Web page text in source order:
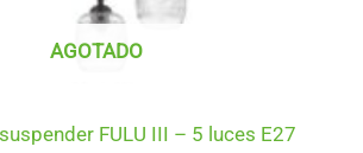
AGOTADO
FULU III – 5 luces E27